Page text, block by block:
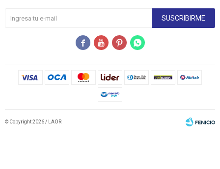
SUSCRIBIRME
   
© Copyright 2026 / LAOR